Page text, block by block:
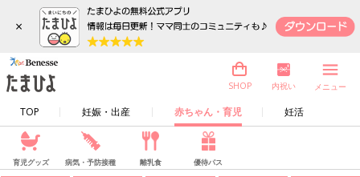
×
TOP 妊娠・出産 赤ちゃん・育児 妊活
SHOP 内祝い メニュー
育児グッズ 病気・予防接種 離乳食 優待パス